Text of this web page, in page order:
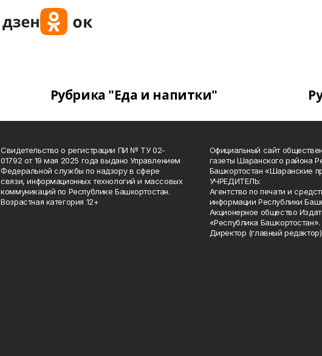
Рубрика "Еда и напитки"
Свидетельство о регистрации ПИ № ТУ 02-
01792 от 19 мая 2025 года выдано Управлением
Федеральной службы по надзору в сфере
связи, информационных технологий и массовых
коммуникаций по Республике Башкортостан.
Возрастная категория 12+
Официальный сайт
газеты Шаранского района
Башкортостан «Шаранские
УЧРЕДИТЕЛЬ:
Агентство по печати и
информации Республики
Акционерное общество
«Республика Башкортостан».
Директор (главный